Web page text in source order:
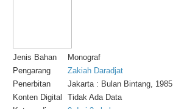
Jenis Bahan
Monograf
Pengarang
Zakiah Daradjat
Penerbitan
Jakarta : Bulan Bintang, 1985
Konten Digital
Tidak Ada Data